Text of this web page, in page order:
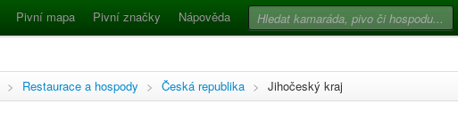
Pivní mapa Pivní značky Nápověda
> Restaurace a hospody > Česká republika > Jihočeský kraj